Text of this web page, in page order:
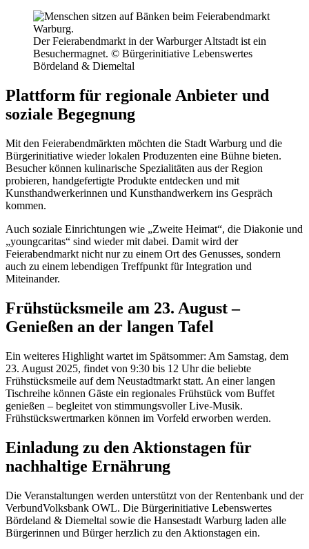
Der Feierabendmarkt in der Warburger Altstadt ist ein
Besuchermagnet. © Bürgerinitiative Lebenswertes
Bördeland & Diemeltal
Plattform für regionale Anbieter und
soziale Begegnung
Mit den Feierabendmärkten möchten die Stadt Warburg und die
Bürgerinitiative wieder lokalen Produzenten eine Bühne bieten.
Besucher können kulinarische Spezialitäten aus der Region
probieren, handgefertigte Produkte entdecken und mit
Kunsthandwerkerinnen und Kunsthandwerkern ins Gespräch
kommen.
Auch soziale Einrichtungen wie „Zweite Heimat“, die Diakonie und
„youngcaritas“ sind wieder mit dabei. Damit wird der
Feierabendmarkt nicht nur zu einem Ort des Genusses, sondern
auch zu einem lebendigen Treffpunkt für Integration und
Miteinander.
Frühstücksmeile am 23. August –
Genießen an der langen Tafel
Ein weiteres Highlight wartet im Spätsommer: Am Samstag, dem
23. August 2025, findet von 9:30 bis 12 Uhr die beliebte
Frühstücksmeile auf dem Neustadtmarkt statt. An einer langen
Tischreihe können Gäste ein regionales Frühstück vom Buffet
genießen – begleitet von stimmungsvoller Live-Musik.
Frühstückswertmarken können im Vorfeld erworben werden.
Einladung zu den Aktionstagen für
nachhaltige Ernährung
Die Veranstaltungen werden unterstützt von der Rentenbank und der
VerbundVolksbank OWL. Die Bürgerinitiative Lebenswertes
Bördeland & Diemeltal sowie die Hansestadt Warburg laden alle
Bürgerinnen und Bürger herzlich zu den Aktionstagen ein.